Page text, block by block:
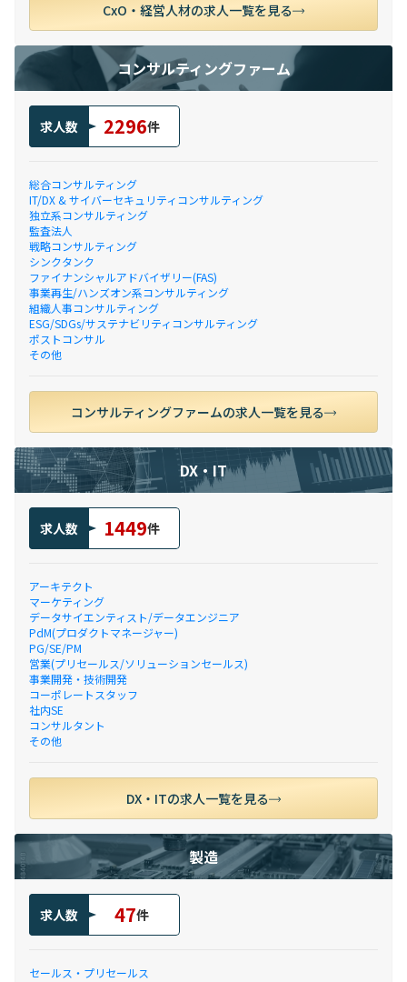
CxO・経営人材の求人一覧を見る
コンサルティングファーム
求人数 2296件
総合コンサルティング
IT/DX & サイバーセキュリティコンサルティング
独立系コンサルティング
監査法人
戦略コンサルティング
シンクタンク
ファイナンシャルアドバイザリー(FAS)
事業再生/ハンズオン系コンサルティング
組織人事コンサルティング
ESG/SDGs/サステナビリティコンサルティング
ポストコンサル
その他
コンサルティングファームの求人一覧を見る
DX・IT
求人数 1449件
アーキテクト
マーケティング
データサイエンティスト/データエンジニア
PdM(プロダクトマネージャー)
PG/SE/PM
営業(プリセールス/ソリューションセールス)
事業開発・技術開発
コーポレートスタッフ
社内SE
コンサルタント
その他
DX・ITの求人一覧を見る
製造
求人数 47件
セールス・プリセールス